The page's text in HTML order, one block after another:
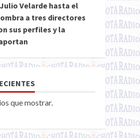
Velarde hasta el
a tres directores
sus perfiles y la
que mostrar.